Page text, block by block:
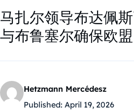
马扎尔领导布达佩
与布鲁塞尔确保欧
Hetzmann Mercédesz
Published: April 19, 2026